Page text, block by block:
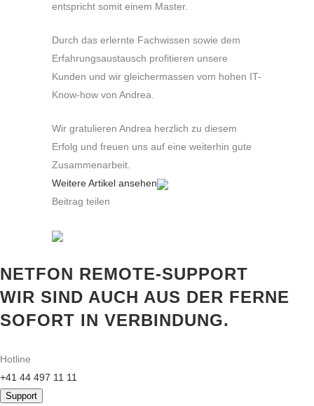
entspricht somit einem Master.
Durch das erlernte Fachwissen sowie dem
Erfahrungsaustausch profitieren unsere
Kunden und wir gleichermassen vom hohen IT-
Know-how von Andrea.
Wir gratulieren Andrea herzlich zu diesem
Erfolg und freuen uns auf eine weiterhin gute
Zusammenarbeit.
Weitere Artikel ansehen
Beitrag teilen
NETFON REMOTE-SUPPORT
WIR SIND AUCH AUS DER FERNE
SOFORT IN VERBINDUNG.
Hotline
+41 44 497 11 11
Support